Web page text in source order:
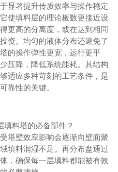
显著提升传质效率与操作稳定
使填料层的理论板数更接近设
更高的分离度，或在达到相同
资。均匀的液体分布还避免了
的操作弹性更宽，运行更平
压降，降低系统能耗。其结构
适应多种苛刻的工艺条件，是
靠性的关键。
填料塔的必备部件？
塔壁效应影响会逐渐向壁面聚
填料润湿不足。再分布盘通过
，确保每一层填料都能被有效